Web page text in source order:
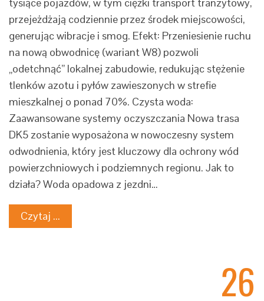
przejeżdżają codziennie przez środek miejscowości,
generując wibracje i smog. Efekt: Przeniesienie ruchu
na nową obwodnicę (wariant W8) pozwoli
„odetchnąć” lokalnej zabudowie, redukując stężenie
tlenków azotu i pyłów zawieszonych w strefie
mieszkalnej o ponad 70%. Czysta woda:
Zaawansowane systemy oczyszczania Nowa trasa
DK5 zostanie wyposażona w nowoczesny system
odwodnienia, który jest kluczowy dla ochrony wód
powierzchniowych i podziemnych regionu. Jak to
działa? Woda opadowa z jezdni…
Czytaj ...
26